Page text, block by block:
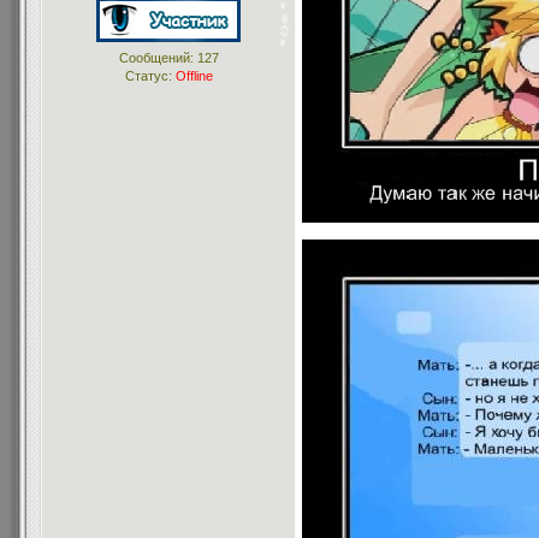
Сообщений: 127
Статус: Offline